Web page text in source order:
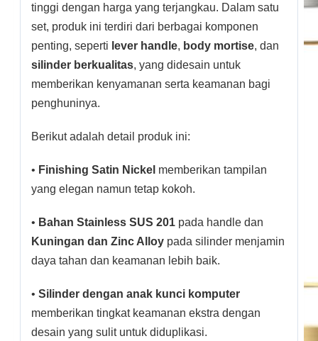
tinggi dengan harga yang terjangkau. Dalam satu
set, produk ini terdiri dari berbagai komponen
penting, seperti lever handle, body mortise, dan
silinder berkualitas, yang didesain untuk
memberikan kenyamanan serta keamanan bagi
penghuninya.
Berikut adalah detail produk ini:
• Finishing Satin Nickel memberikan tampilan
yang elegan namun tetap kokoh.
• Bahan Stainless SUS 201 pada handle dan
Kuningan dan Zinc Alloy pada silinder menjamin
daya tahan dan keamanan lebih baik.
• Silinder dengan anak kunci komputer
memberikan tingkat keamanan ekstra dengan
desain yang sulit untuk diduplikasi.